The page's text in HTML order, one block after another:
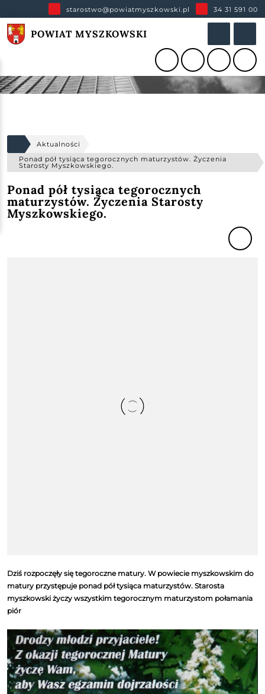
starostwo@powiatmyszkowski.pl 34 31 591 00
POWIAT MYSZKOWSKI
Aktualności
Ponad pół tysiąca tegorocznych maturzystów. Życzenia
Starosty Myszkowskiego.
Ponad pół tysiąca tegorocznych
maturzystów. Życzenia Starosty
Myszkowskiego.
Dziś rozpoczęły się tegoroczne matury. W powiecie myszkowskim do
matury przystępuje ponad pół tysiąca maturzystów. Starosta
myszkowski życzy wszystkim tegorocznym maturzystom połamania
piór